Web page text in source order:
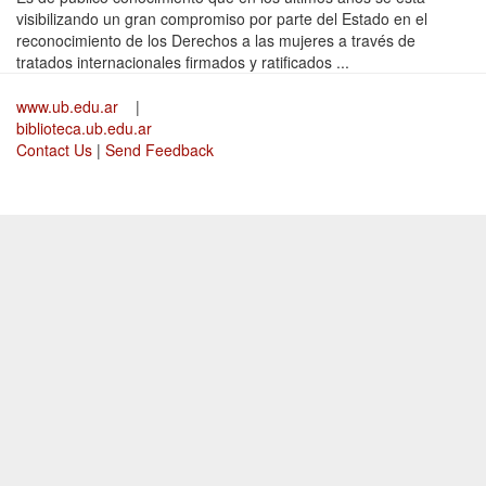
visibilizando un gran compromiso por parte del Estado en el
reconocimiento de los Derechos a las mujeres a través de
tratados internacionales firmados y ratificados ...
www.ub.edu.ar
|
biblioteca.ub.edu.ar
Contact Us | Send Feedback